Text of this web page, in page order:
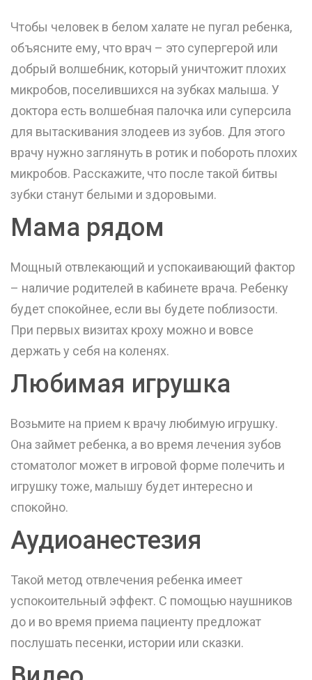
Чтобы человек в белом халате не пугал ребенка,
объясните ему, что врач – это супергерой или
добрый волшебник, который уничтожит плохих
микробов, поселившихся на зубках малыша. У
доктора есть волшебная палочка или суперсила
для вытаскивания злодеев из зубов. Для этого
врачу нужно заглянуть в ротик и побороть плохих
микробов. Расскажите, что после такой битвы
зубки станут белыми и здоровыми.
Мама рядом
Мощный отвлекающий и успокаивающий фактор
– наличие родителей в кабинете врача. Ребенку
будет спокойнее, если вы будете поблизости.
При первых визитах кроху можно и вовсе
держать у себя на коленях.
Любимая игрушка
Возьмите на прием к врачу любимую игрушку.
Она займет ребенка, а во время лечения зубов
стоматолог может в игровой форме полечить и
игрушку тоже, малышу будет интересно и
спокойно.
Аудиоанестезия
Такой метод отвлечения ребенка имеет
успокоительный эффект. С помощью наушников
до и во время приема пациенту предложат
послушать песенки, истории или сказки.